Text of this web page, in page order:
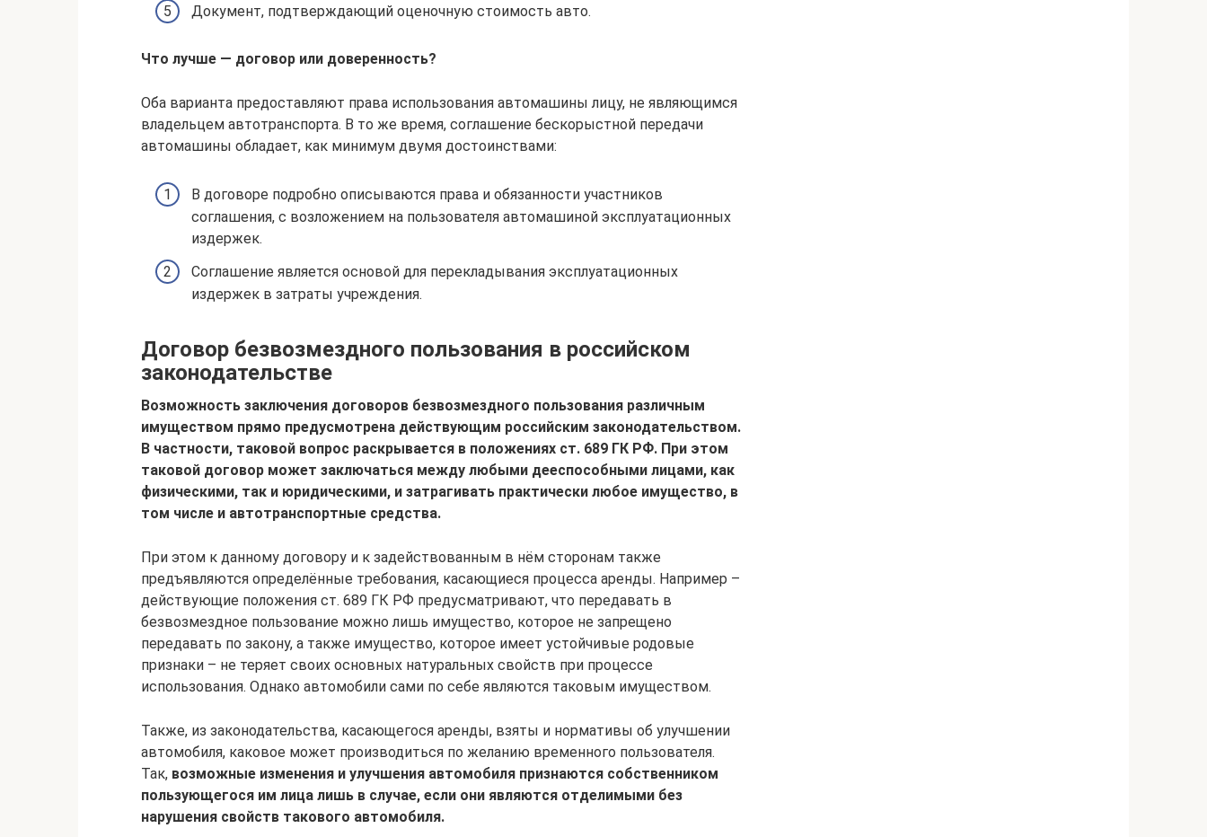
Документ, подтверждающий оценочную стоимость авто.
Что лучше — договор или доверенность?
Оба варианта предоставляют права использования автомашины лицу, не являющимся
владельцем автотранспорта. В то же время, соглашение бескорыстной передачи
автомашины обладает, как минимум двумя достоинствами:
В договоре подробно описываются права и обязанности участников
соглашения, с возложением на пользователя автомашиной эксплуатационных
издержек.
Соглашение является основой для перекладывания эксплуатационных
издержек в затраты учреждения.
Договор безвозмездного пользования в российском
законодательстве
Возможность заключения договоров безвозмездного пользования различным
имуществом прямо предусмотрена действующим российским законодательством.
В частности, таковой вопрос раскрывается в положениях ст. 689 ГК РФ. При этом
таковой договор может заключаться между любыми дееспособными лицами, как
физическими, так и юридическими, и затрагивать практически любое имущество, в
том числе и автотранспортные средства.
При этом к данному договору и к задействованным в нём сторонам также
предъявляются определённые требования, касающиеся процесса аренды. Например –
действующие положения ст. 689 ГК РФ предусматривают, что передавать в
безвозмездное пользование можно лишь имущество, которое не запрещено
передавать по закону, а также имущество, которое имеет устойчивые родовые
признаки – не теряет своих основных натуральных свойств при процессе
использования. Однако автомобили сами по себе являются таковым имуществом.
Также, из законодательства, касающегося аренды, взяты и нормативы об улучшении
автомобиля, каковое может производиться по желанию временного пользователя.
Так, возможные изменения и улучшения автомобиля признаются собственником
пользующегося им лица лишь в случае, если они являются отделимыми без
нарушения свойств такового автомобиля.